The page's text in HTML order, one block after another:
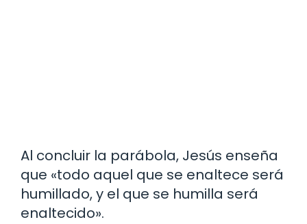
Al concluir la parábola, Jesús enseña
que «todo aquel que se enaltece será
humillado, y el que se humilla será
enaltecido».